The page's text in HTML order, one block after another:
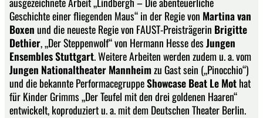
Geschichte einer fliegenden Maus“ in der Regie von Martina van
Boxenund die neueste Regie von FAUST-Preisträgerin Brigitte
Dethier, „Der Steppenwolf“ von Hermann Hesse desJungen
Ensembles Stuttgart. Weitere Arbeiten werden zudem u. a. vom
Jungen Nationaltheater Mannheimzu Gast sein („Pinocchio“)
und die bekannte PerformacegruppeShowcase Beat Le Mothat
für Kinder Grimms „Der Teufel mit den drei goldenen Haaren“
entwickelt, koproduziert u. a. mit dem Deutschen Theater Berlin.